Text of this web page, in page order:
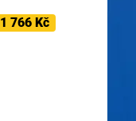
1 766 Kč